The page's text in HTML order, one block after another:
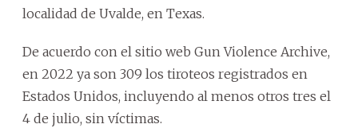
localidad de Uvalde, en Texas.
De acuerdo con el sitio web Gun Violence Archive,
en 2022 ya son 309 los tiroteos registrados en
Estados Unidos, incluyendo al menos otros tres el
4 de julio, sin víctimas.